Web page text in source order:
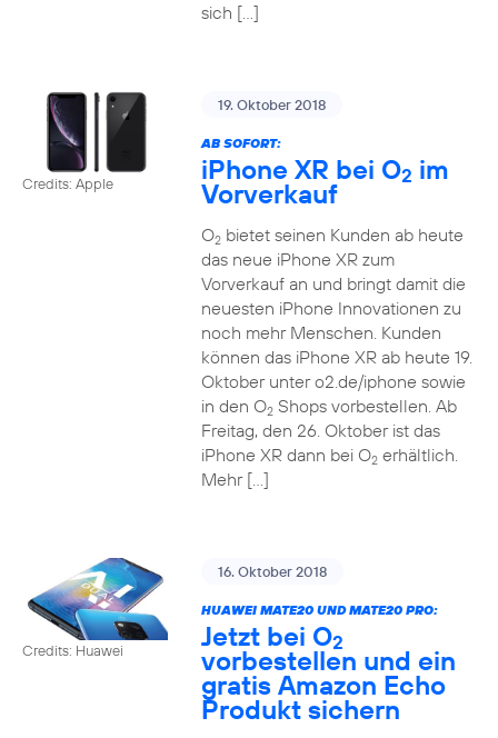
sich […]
Credits: Apple
19. Oktober 2018
AB SOFORT:
iPhone XR bei O2 im
Vorverkauf
O2bietet seinen Kunden ab heute
das neue iPhone XR zum
Vorverkauf an und bringt damit die
neuesten iPhone Innovationen zu
noch mehr Menschen. Kunden
können das iPhone XR ab heute 19.
Oktober unter o2.de/iphone sowie
in den O2Shops vorbestellen. Ab
Freitag, den 26. Oktober ist das
iPhone XR dann bei O2erhältlich.
Mehr […]
Credits: Huawei
16. Oktober 2018
HUAWEI MATE20 UND MATE20 PRO:
Jetzt bei O2
vorbestellen und ein
gratis Amazon Echo
Produkt sichern